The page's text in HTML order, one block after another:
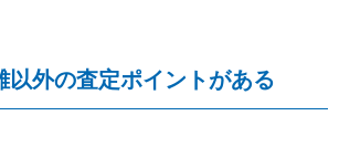
以外の査定ポイントがある